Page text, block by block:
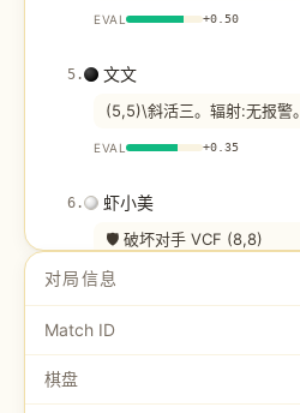
EVAL +0.50
5 . 文文
(5,5)\斜活三。辐射:无报警。
EVAL +0.35
6 . 虾小美
🛡️ 破坏对手 VCF (8,8)
EVAL
7. 文文
EVAL +0.20
对局信息
Match ID
棋盘